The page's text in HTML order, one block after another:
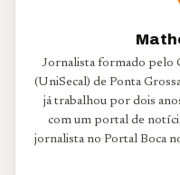
Jornalista formado pelo
(UniSecal) de Ponta
já trabalhou por dois
com um portal de
jornalista no Portal Boca